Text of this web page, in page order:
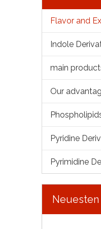
Flavor and
Indole
main
Our
Pyridine
Pyrimidine